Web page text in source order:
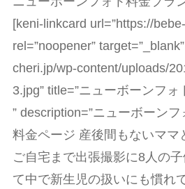
[keni-linkcard url=”https://
rel=”noopener”
cheri.jp/wp-content/uploads/
3.jpg” title=”ニューボーンフォ
” description=”ニューボーン
料金ページ 産後間もないママ
ご自宅まで出張撮影に8人の
て中で新生児の扱いにも慣れ